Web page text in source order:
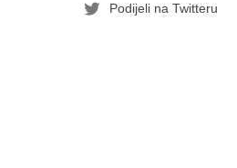
Podijeli na Twitteru